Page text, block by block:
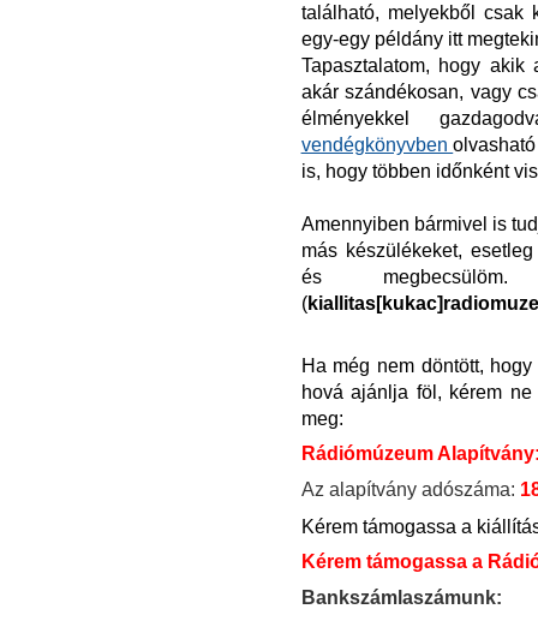
található, melyekből csak
egy-egy példány itt
Tapasztalatom, hogy
akár szándékosan, vagy
élményekkel
vendégkönyvben
is, hogy többen időnként
Amennyiben bármivel is
más készülékeket,
és
(kiallitas[
Ha még nem döntött,
hová ajánlja föl, kérem
meg:
Rádiómúzeum
Az alapítvány adószáma:
Kérem támogassa a
Kérem támogassa a
Bankszámlaszámunk: